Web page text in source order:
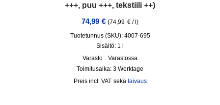
+++, puu +++, tekstiili ++)
74,99 € (74,99 € /l)
Tuotetunnus (SKU): 4007-695
Sisältö: 1
Varasto : Varastossa
Toimitusaika: 3 Werktage
incl. VAT sekä laivaus